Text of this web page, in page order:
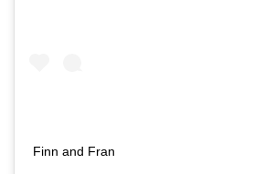
Finn and Fran